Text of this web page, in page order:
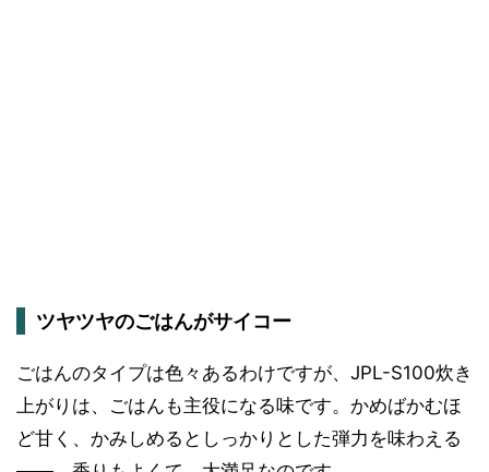
ツヤツヤのごはんがサイコー
ごはんのタイプは色々あるわけですが、JPL-S100炊き
上がりは、ごはんも主役になる味です。かめばかむほ
ど甘く、かみしめるとしっかりとした弾力を味わえる